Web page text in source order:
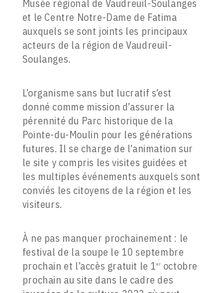
Musée régional de Vaudreuil-Soulanges
et le Centre Notre-Dame de Fatima
auxquels se sont joints les principaux
acteurs de la région de Vaudreuil-
Soulanges.
L’organisme sans but lucratif s’est
donné comme mission d’assurer la
pérennité du Parc historique de la
Pointe-du-Moulin pour les générations
futures. Il se charge de l’animation sur
le site y compris les visites guidées et
les multiples événements auxquels sont
conviés les citoyens de la région et les
visiteurs.
À ne pas manquer prochainement : le
festival de la soupe le 10 septembre
prochain et l’accès gratuit le 1er octobre
prochain au site dans le cadre des